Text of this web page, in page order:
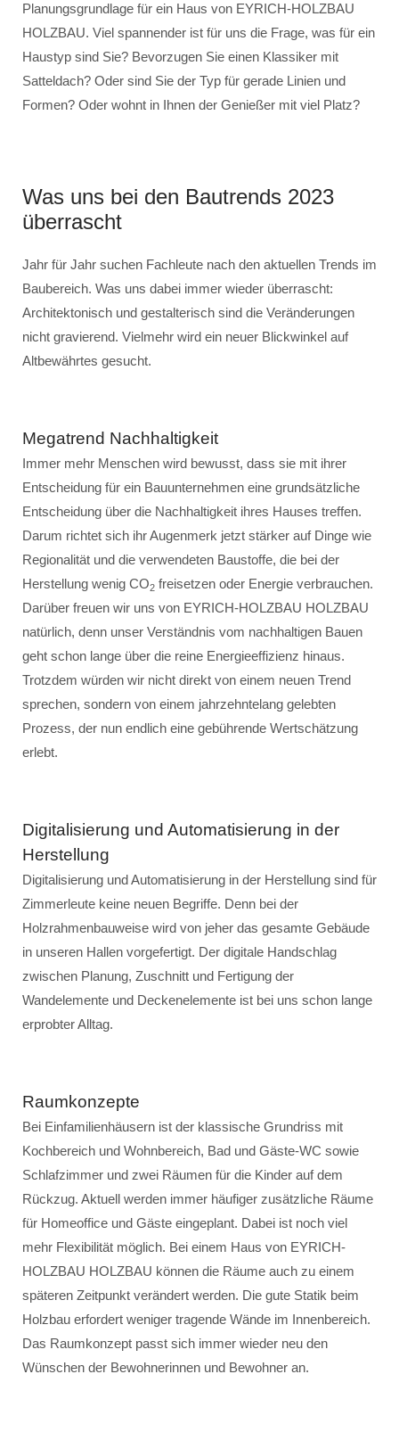
Planungsgrundlage für ein Haus von EYRICH-HOLZBAU
HOLZBAU. Viel spannender ist für uns die Frage, was für ein
Haustyp sind Sie? Bevorzugen Sie einen Klassiker mit
Satteldach? Oder sind Sie der Typ für gerade Linien und
Formen? Oder wohnt in Ihnen der Genießer mit viel Platz?
Was uns bei den Bautrends 2023
überrascht
Jahr für Jahr suchen Fachleute nach den aktuellen Trends im
Baubereich. Was uns dabei immer wieder überrascht:
Architektonisch und gestalterisch sind die Veränderungen
nicht gravierend. Vielmehr wird ein neuer Blickwinkel auf
Altbewährtes gesucht.
Megatrend Nachhaltigkeit
Immer mehr Menschen wird bewusst, dass sie mit ihrer
Entscheidung für ein Bauunternehmen eine grundsätzliche
Entscheidung über die Nachhaltigkeit ihres Hauses treffen.
Darum richtet sich ihr Augenmerk jetzt stärker auf Dinge wie
Regionalität und die verwendeten Baustoffe, die bei der
Herstellung wenig CO2 freisetzen oder Energie verbrauchen.
Darüber freuen wir uns von EYRICH-HOLZBAU HOLZBAU
natürlich, denn unser Verständnis vom nachhaltigen Bauen
geht schon lange über die reine Energieeffizienz hinaus.
Trotzdem würden wir nicht direkt von einem neuen Trend
sprechen, sondern von einem jahrzehntelang gelebten
Prozess, der nun endlich eine gebührende Wertschätzung
erlebt.
Digitalisierung und Automatisierung in der
Herstellung
Digitalisierung und Automatisierung in der Herstellung sind für
Zimmerleute keine neuen Begriffe. Denn bei der
Holzrahmenbauweise wird von jeher das gesamte Gebäude
in unseren Hallen vorgefertigt. Der digitale Handschlag
zwischen Planung, Zuschnitt und Fertigung der
Wandelemente und Deckenelemente ist bei uns schon lange
erprobter Alltag.
Raumkonzepte
Bei Einfamilienhäusern ist der klassische Grundriss mit
Kochbereich und Wohnbereich, Bad und Gäste-WC sowie
Schlafzimmer und zwei Räumen für die Kinder auf dem
Rückzug. Aktuell werden immer häufiger zusätzliche Räume
für Homeoffice und Gäste eingeplant. Dabei ist noch viel
mehr Flexibilität möglich. Bei einem Haus von EYRICH-
HOLZBAU HOLZBAU können die Räume auch zu einem
späteren Zeitpunkt verändert werden. Die gute Statik beim
Holzbau erfordert weniger tragende Wände im Innenbereich.
Das Raumkonzept passt sich immer wieder neu den
Wünschen der Bewohnerinnen und Bewohner an.